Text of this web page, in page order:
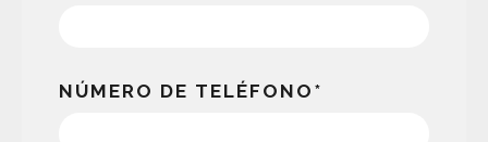
NÚMERO DE TELÉFONO *